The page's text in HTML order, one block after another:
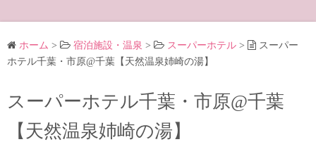
リ
ー ホーム > 宿泊施設・温泉 > スーパーホテル >
スーパー
ホテル千葉・市原@千葉【天然温泉姉崎の湯】
スーパーホテル千葉・市原@千葉
【天然温泉姉崎の湯】